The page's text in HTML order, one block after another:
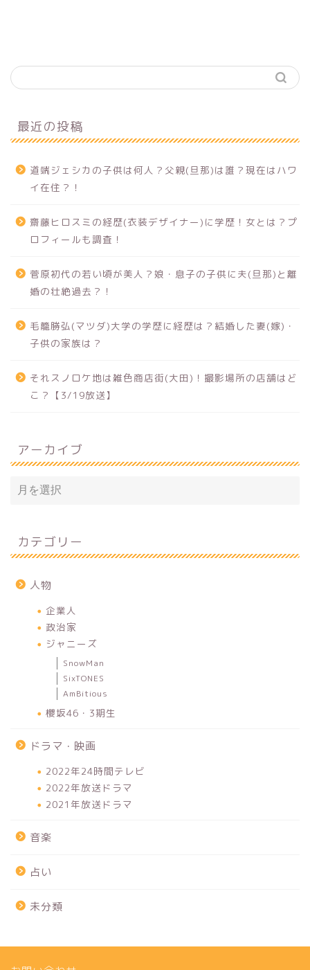
最近の投稿
道端ジェシカの子供は何人？父親(旦那)は誰？現在はハワ
イ在住？！
齋藤ヒロスミの経歴(衣装デザイナー)に学歴！女とは？プ
ロフィールも調査！
菅原初代の若い頃が美人？娘・息子の子供に夫(旦那)と離
婚の壮絶過去？！
毛籠勝弘(マツダ)大学の学歴に経歴は？結婚した妻(嫁)・
子供の家族は？
それスノロケ地は雑色商店街(大田)！撮影場所の店舗はど
こ？【3/19放送】
アーカイブ
カテゴリー
人物
企業人
政治家
ジャニーズ
SnowMan
SixTONES
AmBitious
櫻坂46・3期生
ドラマ・映画
2022年24時間テレビ
2022年放送ドラマ
2021年放送ドラマ
音楽
占い
未分類